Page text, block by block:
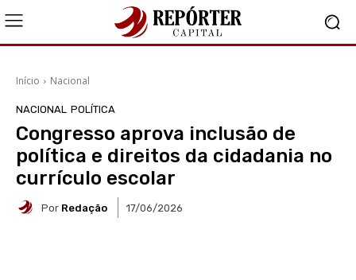
Início Nacional
NACIONAL POLÍTICA
Congresso aprova inclusão de
política e direitos da cidadania no
currículo escolar
Por Redação 17/06/2026